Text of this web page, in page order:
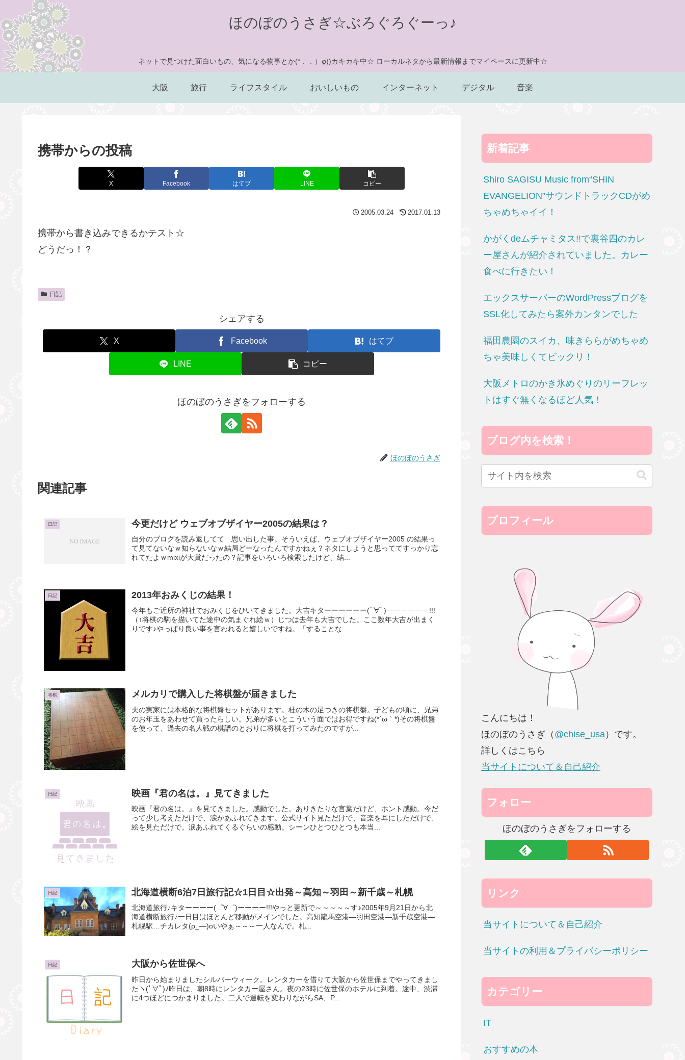
ほのぼのうさぎ☆ぶろぐろぐーっ♪
ネットで見つけた面白いもの、気になる物事とか(*．．）φ))カキカキ中☆ ローカルネタから最新情報までマイペースに更新中☆
大阪 旅行 ライフスタイル おいしいもの インターネット デジタル 音楽
携帯からの投稿
X Facebook はてブ LINE コピー
2005.03.24 2017.01.13
携帯から書き込みできるかテスト☆
どうだっ！？
日記
シェアする
X Facebook はてブ
LINE コピー
ほのぼのうさぎをフォローする
ほのぼのうさぎ
関連記事
日記 今更だけど ウェブオブザイヤー2005の結果は？
自分のブログを読み返してて 思い出した事。そういえば、ウェブオブザイヤー2005 の結果っ
て見てないなｗ知らないなｗ結局どーなったんですかねぇ？ネタにしようと思っててすっかり忘
れてたよｗmixiが大賞だったの？記事をいろいろ検索したけど、結...
日記 2013年おみくじの結果！
今年もご近所の神社でおみくじをひいてきました。大吉キターーーーーー(ﾟ∀ﾟ)ーーーーーー!!!
（↑将棋の駒を描いてた途中の気まぐれ絵ｗ）じつは去年も大吉でした。ここ数年大吉が出まく
りです♪やっぱり良い事を言われると嬉しいですね。「することな...
将棋 メルカリで購入した将棋盤が届きました
夫の実家には本格的な将棋盤セットがあります。桂の木の足つきの将棋盤。子どもの頃に、兄弟
のお年玉をあわせて買ったらしい。兄弟が多いとこういう面ではお得ですね(*´ω｀*)その将棋盤
を使って、過去の名人戦の棋譜のとおりに将棋を打ってみたのですが...
日記 映画『君の名は。』見てきました
映画『君の名は。』を見てきました。感動でした。ありきたりな言葉だけど、ホント感動。今だ
って少し考えただけで、涙があふれてきます。公式サイト見ただけで、音楽を耳にしただけで、
絵を見ただけで。涙あふれてくるぐらいの感動。シーンひとつひとつも本当...
日記 北海道横断6泊7日旅行記☆1日目☆出発～高知～羽田～新千歳～札幌
北海道旅行♪キターーーー(゜∀゜)ーーーー!!!やっと更新で～～～～～す♪2005年9月21日から北
海道横断旅行♪一日目はほとんど移動がメインでした。高知龍馬空港—羽田空港—新千歳空港—
札幌駅…チカレタ(ρ_—)oいやぁ～～～一人なんで。札...
日記 大阪から佐世保へ
昨日から始まりましたシルバーウィーク。レンタカーを借りて大阪から佐世保までやってきまし
たヽ(ﾟ∀ﾟ)ﾉ昨日は、朝8時にレンタカー屋さん。夜の23時に佐世保のホテルに到着。途中、渋滞
に4つほどにつかまりました。二人で運転を変わりながらSA、P...
新着記事
Shiro SAGISU Music from“SHIN
EVANGELION”サウンドトラックCDがめ
ちゃめちゃイイ！
かがくdeムチャミタス!!で裏谷四のカレ
ー屋さんが紹介されていました。カレー
食べに行きたい！
エックスサーバーのWordPressブログを
SSL化してみたら案外カンタンでした
福田農園のスイカ、味きららがめちゃめ
ちゃ美味しくてビックリ！
大阪メトロのかき氷めぐりのリーフレッ
トはすぐ無くなるほど人気！
ブログ内を検索！
プロフィール
こんにちは！
ほのぼのうさぎ（ @chise_usa ）です。
詳しくはこちら
当サイトについて＆自己紹介
フォロー
ほのぼのうさぎをフォローする
リンク
当サイトについて＆自己紹介
当サイトの利用＆プライバシーポリシー
カテゴリー
IT
おすすめの本